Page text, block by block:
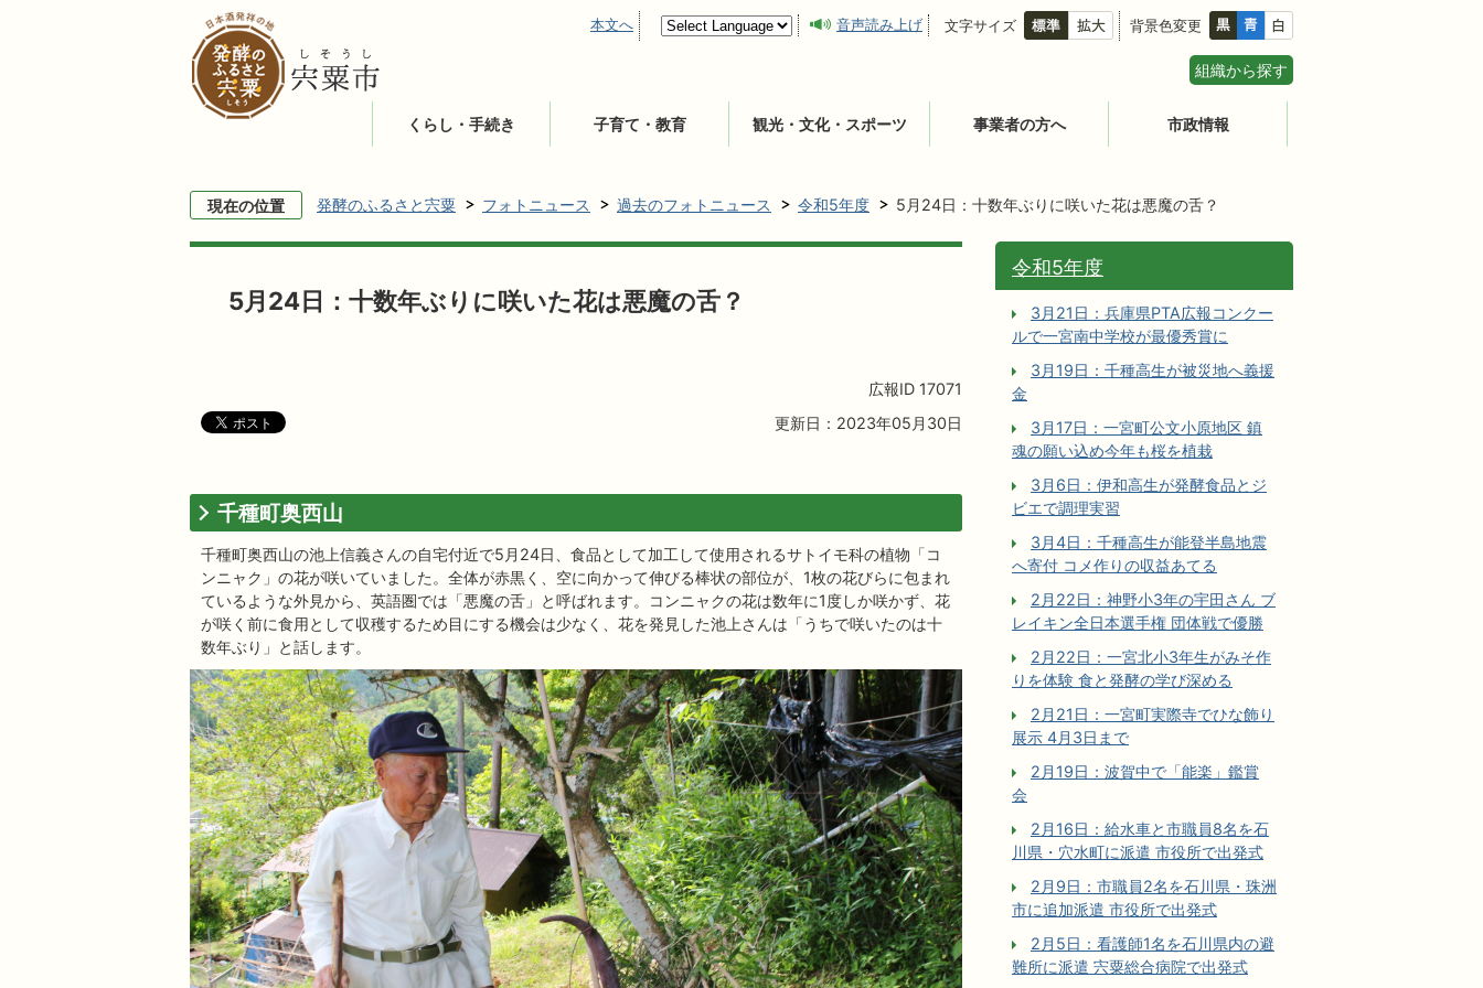
本文へ 音声読み上げ 文字サイズ 背景色変更
組織から探す
くらし・手続き 子育て・教育 観光・文化・スポーツ 事業者の方へ 市政情報
現在の位置 発酵のふるさと宍粟 フォトニュース 過去のフォトニュース 令和5年度 5月24日：十数年ぶりに咲いた花は悪魔の舌？
5月24日：十数年ぶりに咲いた花は悪魔の舌？
広報ID 17071
更新日：2023年05月30日
千種町奥西山
千種町奥西山の池上信義さんの自宅付近で5月24日、食品として加工して使用されるサトイモ科の植物「コ
ンニャク」の花が咲いていました。全体が赤黒く、空に向かって伸びる棒状の部位が、1枚の花びらに包まれ
ているような外見から、英語圏では「悪魔の舌」と呼ばれます。コンニャクの花は数年に1度しか咲かず、花
が咲く前に食用として収穫するため目にする機会は少なく、花を発見した池上さんは「うちで咲いたのは十
数年ぶり」と話します。
令和5年度
3月21日：兵庫県PTA広報コンクー
ルで一宮南中学校が最優秀賞に
3月19日：千種高生が被災地へ義援
金
3月17日：一宮町公文小原地区 鎮
魂の願い込め今年も桜を植栽
3月6日：伊和高生が発酵食品とジ
ビエで調理実習
3月4日：千種高生が能登半島地震
へ寄付 コメ作りの収益あてる
2月22日：神野小3年の宇田さん ブ
レイキン全日本選手権 団体戦で優勝
2月22日：一宮北小3年生がみそ作
りを体験 食と発酵の学び深める
2月21日：一宮町実際寺でひな飾り
展示 4月3日まで
2月19日：波賀中で「能楽」鑑賞
会
2月16日：給水車と市職員8名を石
川県・穴水町に派遣 市役所で出発式
2月9日：市職員2名を石川県・珠洲
市に追加派遣 市役所で出発式
2月5日：看護師1名を石川県内の避
難所に派遣 宍粟総合病院で出発式